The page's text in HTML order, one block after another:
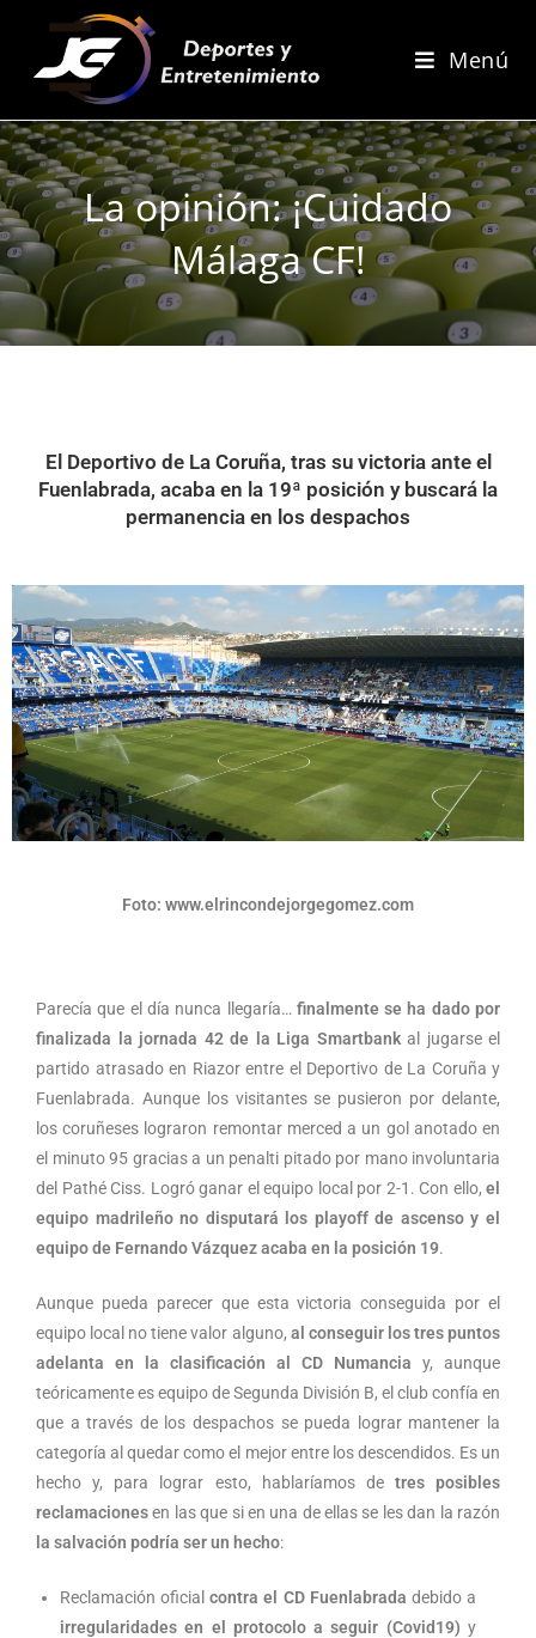
Menú
La opinión: ¡Cuidado
Málaga CF!
El Deportivo de La Coruña, tras su victoria ante el
Fuenlabrada, acaba en la 19ª posición y buscará la
permanencia en los despachos
Foto: www.elrincondejorgegomez.com
Parecía que el día nunca llegaría… finalmente se ha dado por
finalizada la jornada 42 de la Liga Smartbankal jugarse el
partido atrasado en Riazor entre el Deportivo de La Coruña y
Fuenlabrada. Aunque los visitantes se pusieron por delante,
los coruñeses lograron remontar merced a un gol anotado en
el minuto 95 gracias a un penalti pitado por mano involuntaria
del Pathé Ciss. Logró ganar el equipo local por 2-1. Con ello, el
equipo madrileño no disputará los playoff de ascenso y el
equipo de Fernando Vázquez acaba en la posición 19.
Aunque pueda parecer que esta victoria conseguida por el
equipo local no tiene valor alguno, al conseguir los tres puntos
adelanta en la clasificación al CD Numancia y, aunque
teóricamente es equipo de Segunda División B, el club confía en
que a través de los despachos se pueda lograr mantener la
categoría al quedar como el mejor entre los descendidos. Es un
hecho y, para lograr esto, hablaríamos de tres posibles
reclamacionesen las que si en una de ellas se les dan la razón
la salvación podría ser un hecho:
Reclamación oficialcontra el CD Fuenlabrada debido a
irregularidades en el protocolo a seguir (Covid19) y